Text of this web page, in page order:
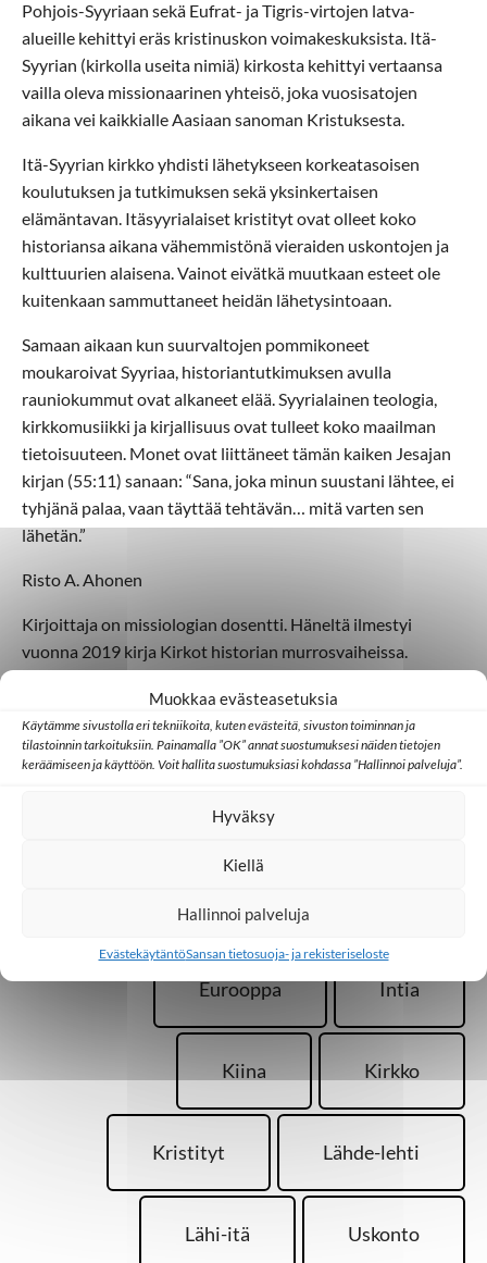
Muokkaa evästeasetuksia
Käytämme sivustolla eri tekniikoita, kuten evästeitä, sivuston toiminnan ja
tilastoinnin tarkoituksiin. Painamalla ”OK” annat suostumuksesi näiden tietojen
keräämiseen ja käyttöön. Voit hallita suostumuksiasi kohdassa ”Hallinnoi palveluja”.
Hyväksy
Kiellä
Hallinnoi palveluja
EvästekäytäntöSansan tietosuoja- ja rekisteriseloste
Pohjois-Syyriaan sekä Eufrat- ja Tigris-virtojen latva-
alueille kehittyi eräs kristinuskon voimakeskuksista. Itä-
Syyrian (kirkolla useita nimiä) kirkosta kehittyi vertaansa
vailla oleva missionaarinen yhteisö, joka vuosisatojen
aikana vei kaikkialle Aasiaan sanoman Kristuksesta.
Itä-Syyrian kirkko yhdisti lähetykseen korkeatasoisen
koulutuksen ja tutkimuksen sekä yksinkertaisen
elämäntavan. Itäsyyrialaiset kristityt ovat olleet koko
historiansa aikana vähemmistönä vieraiden uskontojen ja
kulttuurien alaisena. Vainot eivätkä muutkaan esteet ole
kuitenkaan sammuttaneet heidän lähetysintoaan.
Samaan aikaan kun suurvaltojen pommikoneet
moukaroivat Syyriaa, historiantutkimuksen avulla
rauniokummut ovat alkaneet elää. Syyrialainen teologia,
kirkkomusiikki ja kirjallisuus ovat tulleet koko maailman
tietoisuuteen. Monet ovat liittäneet tämän kaiken Jesajan
kirjan (55:11) sanaan: “Sana, joka minun suustani lähtee, ei
tyhjänä palaa, vaan täyttää tehtävän… mitä varten sen
lähetän.”
Risto A. Ahonen
Kirjoittaja on missiologian dosentti. Häneltä ilmestyi
vuonna 2019 kirja Kirkot historian murrosvaiheissa.
Kirjoitus on julkaistuLähde-lehdessä 4/2019
Aasia
Eurooppa Intia
Kiina Kirkko
Kristityt Lähde-lehti
Lähi-itä Uskonto